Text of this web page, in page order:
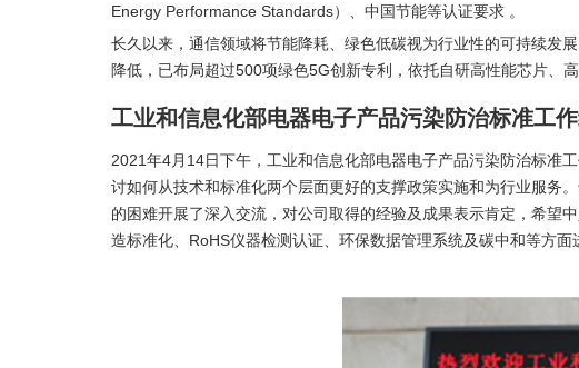
Energy Performance Standards）、中国节能等认证要求 。
长久以来，通信领域将节能降耗、绿色低碳视为行业性的可持续发
降低，已布局超过500项绿色5G创新专利，依托自研高性能芯片、
工业和信息化部电器电子产品污染防治标准工
2021年4月14日下午，工业和信息化部电器电子产品污染防治标准
讨如何从技术和标准化两个层面更好的支撑政策实施和为行业服务
的困难开展了深入交流，对公司取得的经验及成果表示肯定，希望
造标准化、RoHS仪器检测认证、环保数据管理系统及碳中和等方面